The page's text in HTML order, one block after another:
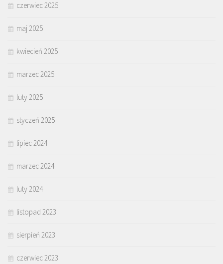
czerwiec 2025
maj 2025
kwiecień 2025
marzec 2025
luty 2025
styczeń 2025
lipiec 2024
marzec 2024
luty 2024
listopad 2023
sierpień 2023
czerwiec 2023